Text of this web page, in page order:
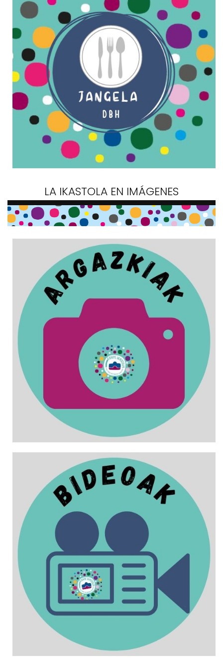
LA IKASTOLA EN IMÁGENES